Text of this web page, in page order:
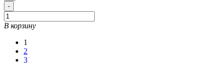
-
В корзину
1
2
3